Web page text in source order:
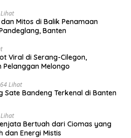
Mitos di Balik Penamaan
Banten
Viral di Serang-Cilegon,
Pelanggan Melongo
Lihat
Sate Bandeng Terkenal di Banten
Bertuah dari Ciomas yang
dan Energi Mistis